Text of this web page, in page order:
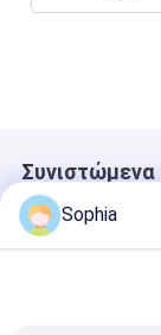
Συνιστώμενα
Sophia